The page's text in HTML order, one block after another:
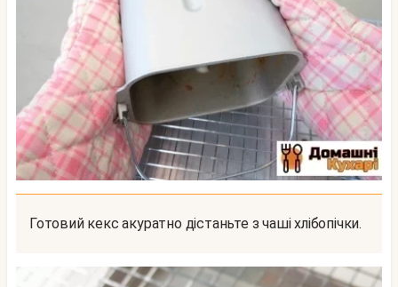
Готовий кекс акуратно дістаньте з чаші хлібопічки.